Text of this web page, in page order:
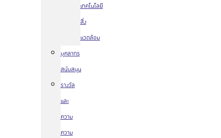
เทคโนโลยี
สิ่ง
แวดล้อม
บุคลากร
สนับสนุน
รางวัล
และ
ความ
ความ